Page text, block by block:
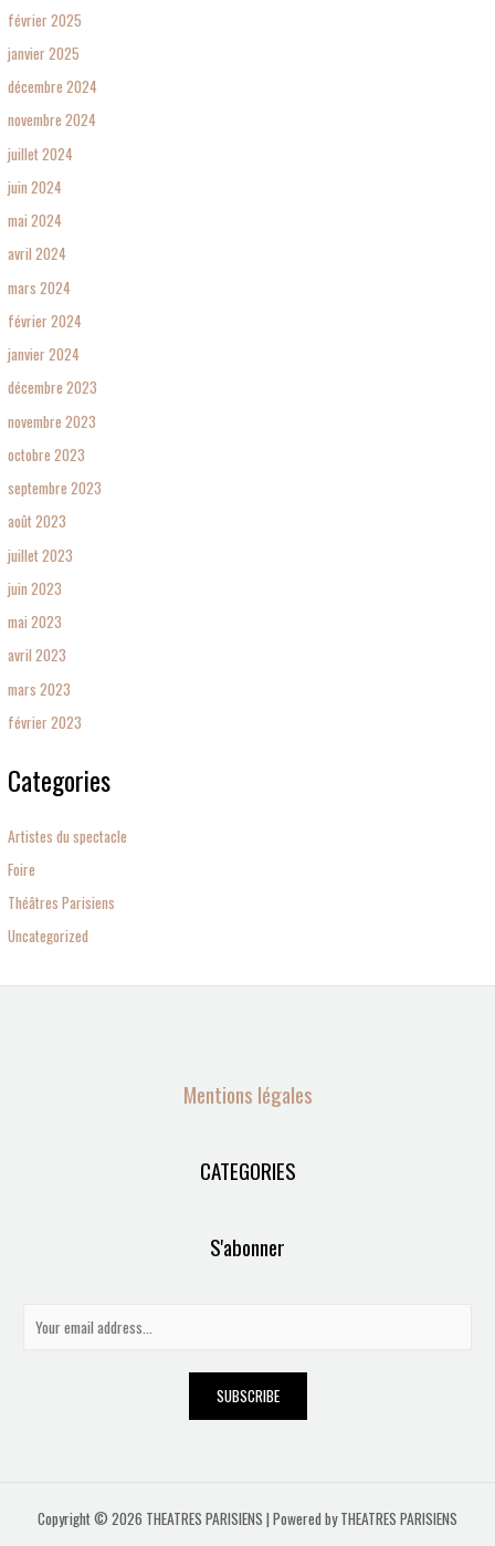
février 2025
janvier 2025
décembre 2024
novembre 2024
juillet 2024
juin 2024
mai 2024
avril 2024
mars 2024
février 2024
janvier 2024
décembre 2023
novembre 2023
octobre 2023
septembre 2023
août 2023
juillet 2023
juin 2023
mai 2023
avril 2023
mars 2023
février 2023
Categories
Artistes du spectacle
Foire
Théâtres Parisiens
Uncategorized
Mentions légales
CATEGORIES
S'abonner
SUBSCRIBE
Copyright © 2026 THEATRES PARISIENS | Powered by THEATRES PARISIENS